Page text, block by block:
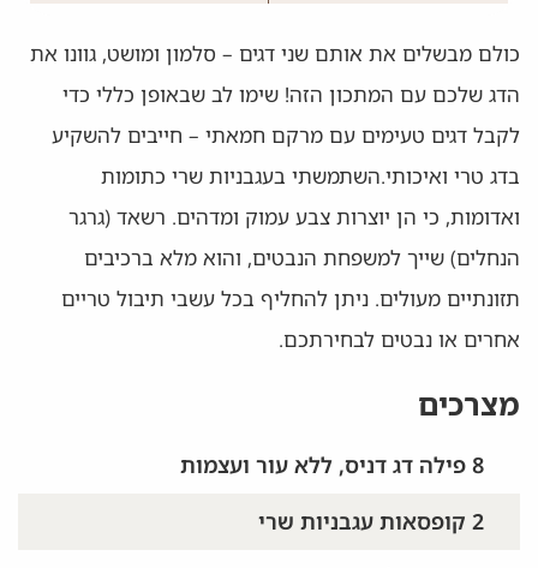
כולם מבשלים את אותם שני דגים – סלמון ומושט, גוונו את
הדג שלכם עם המתכון הזה! שימו לב שבאופן כללי כדי
לקבל דגים טעימים עם מרקם חמאתי – חייבים להשקיע
בדג טרי ואיכותי.השתמשתי בעגבניות שרי כתומות
ואדומות, כי הן יוצרות צבע עמוק ומדהים. רשאד (גרגר
הנחלים) שייך למשפחת הנבטים, והוא מלא ברכיבים
תזונתיים מעולים. ניתן להחליף בכל עשבי תיבול טריים
אחרים או נבטים לבחירתכם.
מצרכים
8 פילה דג דניס, ללא עור ועצמות
2 קופסאות עגבניות שרי